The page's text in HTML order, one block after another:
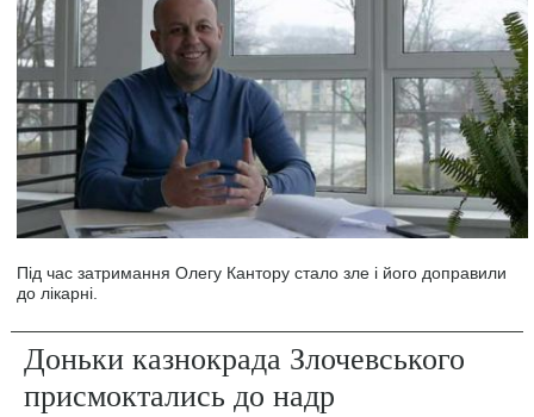
Під час затримання Олегу Кантору стало зле і його доправили
до лікарні.
Доньки казнокрада Злочевського
присмоктались до надр